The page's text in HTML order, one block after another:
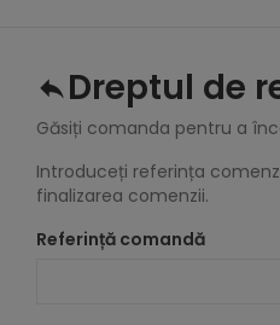
Dreptul de
Găsiți comanda pentru a
Introduceți referința
finalizarea comenzii.
Referință comandă